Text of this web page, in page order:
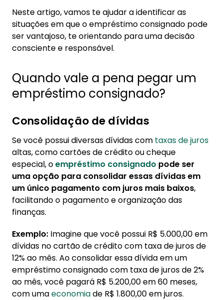
1.3. Investimento em educação ou saúde
2. Vale a pena trocar uma dívida por outra?
2.1. Corte nos juros
2.3. Olho nas restrições
2.4. Compare o custo total
3. Conheça a Konsi — Consignado do seu jeito
Neste artigo, vamos te ajudar a identificar as
situações em que o empréstimo consignado pode
ser vantajoso, te orientando para uma decisão
consciente e responsável.
Quando vale a pena pegar um
empréstimo consignado?
Consolidação de dívidas
Se você possui diversas dívidas com taxas de juros
altas, como cartões de crédito ou cheque
especial, oempréstimo consignado pode ser
uma opção para consolidar essas dívidas em
um único pagamento com juros mais baixos,
facilitando o pagamento e organização das
finanças.
Exemplo: Imagine que você possui R$ 5.000,00 em
dívidas no cartão de crédito com taxa de juros de
12% ao mês. Ao consolidar essa dívida em um
empréstimo consignado com taxa de juros de 2%
ao mês, você pagará R$ 5.200,00 em 60 meses,
com umaeconomiade R$ 1.800,00 em juros.